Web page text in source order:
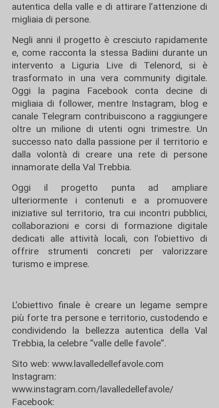
autentica della valle e di attirare l’attenzione di
migliaia di persone.
Negli anni il progetto è cresciuto rapidamente
e, come racconta la stessa Badiini durante un
intervento a Liguria Live di Telenord, si è
trasformato in una vera community digitale.
Oggi la pagina Facebook conta decine di
migliaia di follower, mentre Instagram, blog e
canale Telegram contribuiscono a raggiungere
oltre un milione di utenti ogni trimestre. Un
successo nato dalla passione per il territorio e
dalla volontà di creare una rete di persone
innamorate della Val Trebbia.
Oggi il progetto punta ad ampliare
ulteriormente i contenuti e a promuovere
iniziative sul territorio, tra cui incontri pubblici,
collaborazioni e corsi di formazione digitale
dedicati alle attività locali, con l’obiettivo di
offrire strumenti concreti per valorizzare
turismo e imprese.
L’obiettivo finale è creare un legame sempre
più forte tra persone e territorio, custodendo e
condividendo la bellezza autentica della Val
Trebbia, la celebre “valle delle favole”.
Sito web: www.lavalledellefavole.com
Instagram:
www.instagram.com/lavalledellefavole/
Facebook: